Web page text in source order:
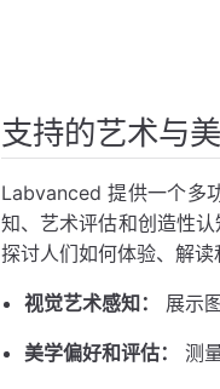
支持的艺术与
Labvanced 提供一个多
知、艺术评估和创造性
探讨人们如何体验、解读
视觉艺术感知： 展示
美学偏好和评估： 测